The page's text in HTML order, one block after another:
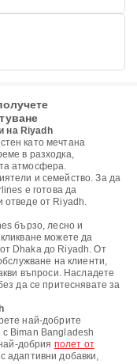
на Riyadh
като мечтана
в разходка,
атмосфера.
и семейство. За да
е готова да
отведе от Riyadh.
бързо, лесно и
можете да
Dhaka до Riyadh. От
на клиенти,
въпроси. Насладете
да се притеснявате за
най-добрите
Biman Bangladesh
добрия полет от
адаптивни добавки,